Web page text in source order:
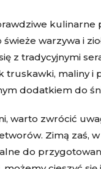
kulinarne
warzywa i
z tradycyjnymi
maliny i
dodatkiem do
warto zwrócić
Zimą zaś,
do